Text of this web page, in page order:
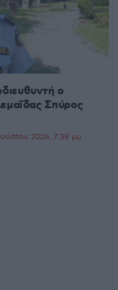
ο
Σπύρος
2026, 7:38 μμ